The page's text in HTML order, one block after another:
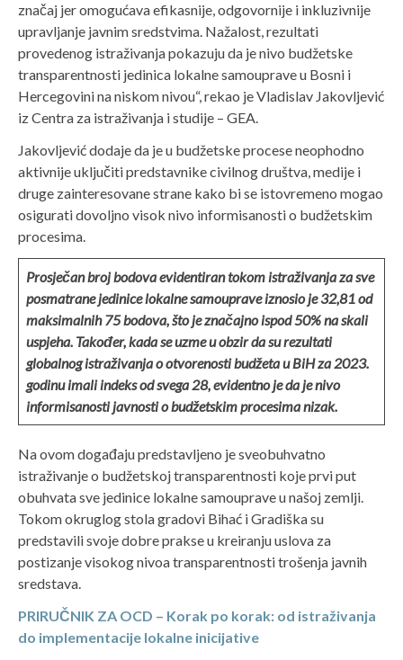
značaj jer omogućava efikasnije, odgovornije i inkluzivnije
upravljanje javnim sredstvima. Nažalost, rezultati
provedenog istraživanja pokazuju da je nivo budžetske
transparentnosti jedinica lokalne samouprave u Bosni i
Hercegovini na niskom nivou“, rekao je Vladislav Jakovljević
iz Centra za istraživanja i studije – GEA.
Jakovljević dodaje da je u budžetske procese neophodno
aktivnije uključiti predstavnike civilnog društva, medije i
druge zainteresovane strane kako bi se istovremeno mogao
osigurati dovoljno visok nivo informisanosti o budžetskim
procesima.
Prosječan broj bodova evidentiran tokom istraživanja za sve
posmatrane jedinice lokalne samouprave iznosio je 32,81 od
maksimalnih 75 bodova, što je značajno ispod 50% na skali
uspjeha. Također, kada se uzme u obzir da su rezultati
globalnog istraživanja o otvorenosti budžeta u BiH za 2023.
godinu imali indeks od svega 28, evidentno je da je nivo
informisanosti javnosti o budžetskim procesima nizak.
Na ovom događaju predstavljeno je sveobuhvatno
istraživanje o budžetskoj transparentnosti koje prvi put
obuhvata sve jedinice lokalne samouprave u našoj zemlji.
Tokom okruglog stola gradovi Bihać i Gradiška su
predstavili svoje dobre prakse u kreiranju uslova za
postizanje visokog nivoa transparentnosti trošenja javnih
sredstava.
PRIRUČNIK ZA OCD – Korak po korak: od istraživanja
do implementacije lokalne inicijative